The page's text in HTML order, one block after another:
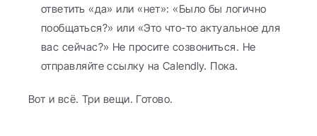
ответить «да» или «нет»: «Было бы логично
пообщаться?» или «Это что-то актуальное для
вас сейчас?» Не просите созвониться. Не
отправляйте ссылку на Calendly. Пока.
Вот и всё. Три вещи. Готово.